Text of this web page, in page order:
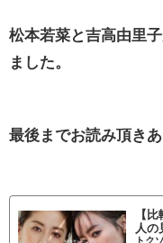
松本若菜と吉高由里
ました。
最後までお読み頂き
【
人の
トク